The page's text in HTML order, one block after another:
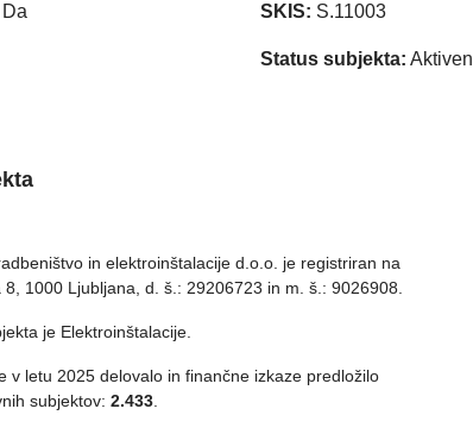
Da SKIS: S.11003
Status subjekta: Aktiven
in elektroinštalacije d.o.o. je registriran na
1000 Ljubljana, d. š.: 29206723 in m. š.: 9026908.
je Elektroinštalacije.
v letu 2025 delovalo in finančne izkaze predložilo
subjektov: 2.433